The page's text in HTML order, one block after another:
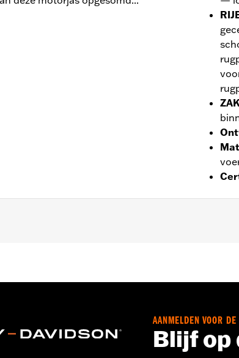
AANMELDEN VOOR
Blijf op